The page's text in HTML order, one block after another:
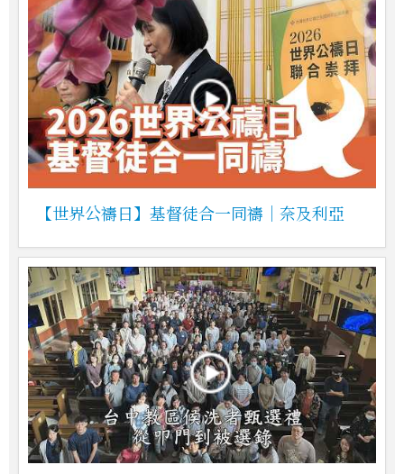
【世界公禱日】基督徒合一同禱｜奈及利亞